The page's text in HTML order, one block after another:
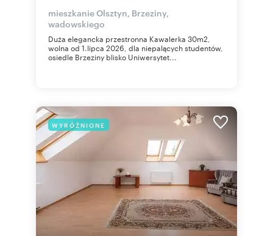
mieszkanie Olsztyn, Brzeziny,
wadowskiego
Duża elegancka przestronna Kawalerka 30m2,
wolna od 1.lipca 2026, dla niepalących studentów,
osiedle Brzeziny blisko Uniwersytet...
WYRÓŻNIONE